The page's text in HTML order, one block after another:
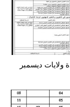
ولايات ديسمبر